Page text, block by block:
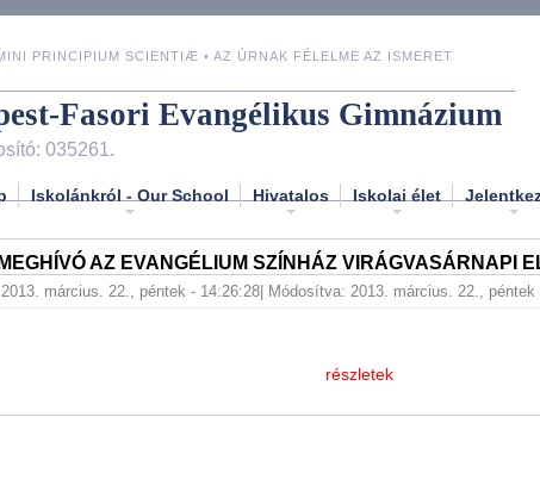
PRINCIPIUM SCIENTIÆ • AZ ÚRNAK FÉLELME AZ ISMERET
Fasori Evangélikus Gimnázium
035261.
Iskolánkról - Our School Hivatalos Iskolai élet
MEGHÍVÓ AZ EVANGÉLIUM SZÍNHÁZ VIRÁGVASÁRNAPI
2013. március. 22., péntek - 14:26:28 | Módosítva: 2013. március. 22.,
részletek